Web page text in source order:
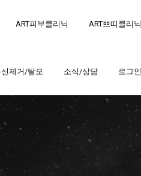
ART피부클리닉 ART쁘띠클리닉
제거/탈모 소식/상담 로그인